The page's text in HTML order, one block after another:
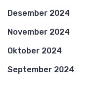
Desember 2024
November 2024
Oktober 2024
September 2024